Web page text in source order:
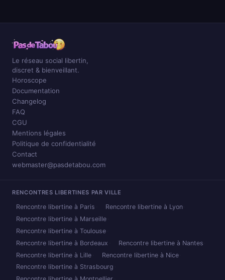
Le réseau social libertin,
discret & bienveillant.
Horoscope
Documentation
Changelog
FAQ
CGU
Mentions légales
Politique de confidentialité
Contact
webmaster@pasdetabou.com
RENCONTRES LIBERTINES PAR VILLE
Rencontre libertine à Paris
Rencontre libertine à Lyon
Rencontre libertine à Marseille
Rencontre libertine à Toulouse
Rencontre libertine à Bordeaux
Rencontre libertine à Nantes
Rencontre libertine à Lille
Rencontre libertine à Nice
Rencontre libertine à Strasbourg